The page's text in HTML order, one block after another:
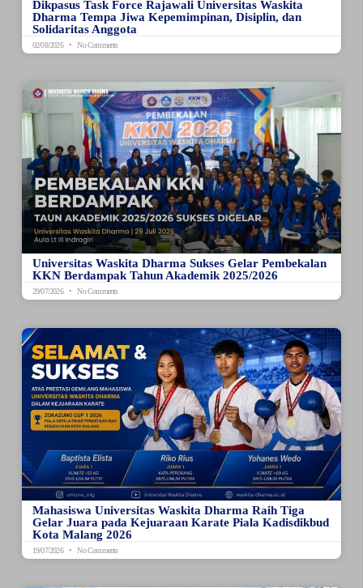
Dikpasus Task Force Rajawali Universitas Waskita
Dharma Tempa Jiwa Kepemimpinan, Disiplin, dan
Solidaritas Anggota
02/08/2026 No Comments
Universitas Waskita Dharma Sukses Gelar Pembekalan
KKN Berdampak Tahun Akademik 2025/2026
29/07/2026 No Comments
Mahasiswa Universitas Waskita Dharma Raih Tiga
Gelar Juara pada Kejuaraan Karate Piala Kadisdikbud
Kota Malang 2026
19/07/2026 No Comments